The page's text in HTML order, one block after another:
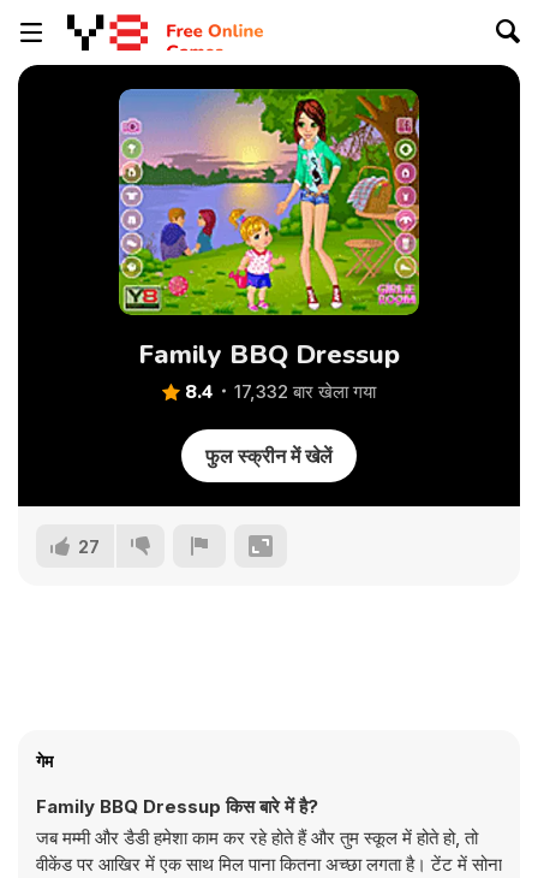
Family BBQ Dressup
8.4 17,332 बार खेला गया
फुल स्क्रीन में खेलें
27
गेम
Family BBQ Dressup किस बारे में है?
जब मम्मी और डैडी हमेशा काम कर रहे होते हैं और तुम स्कूल में होते हो, तो
वीकेंड पर आखिर में एक साथ मिल पाना कितना अच्छा लगता है। टेंट में सोना